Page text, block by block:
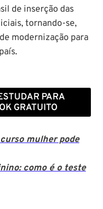
de inserção das
tornando-se,
modernização para
edital para
Soldado!
PARA
GRATUITO
mulher pode
como é o teste